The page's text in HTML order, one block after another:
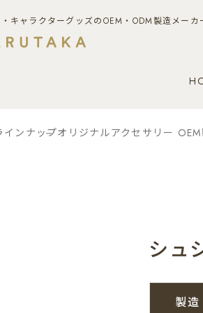
キャラクターグッズのOEM・ODM製造メーカ
インナップオリジナルアクセサリー
シュ
製造